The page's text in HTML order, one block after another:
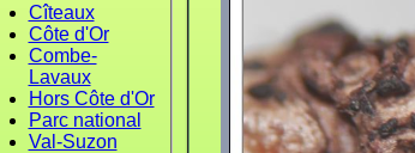
Cîteaux
Côte d'Or
Combe-
Lavaux
Hors Côte d'Or
Parc national
Val-Suzon